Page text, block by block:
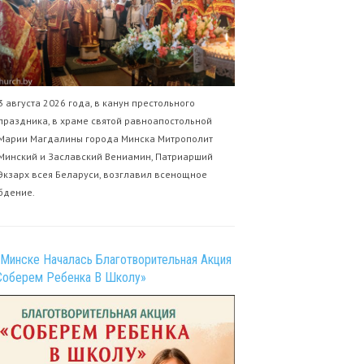
августа 2026 года, в канун престольного
в храме святой равноапостольной
Магдалины города Минска Митрополит
и Заславский Вениамин, Патриарший
всея Беларуси, возглавил всенощное
Началась Благотворительная Акция
Ребенка В Школу»